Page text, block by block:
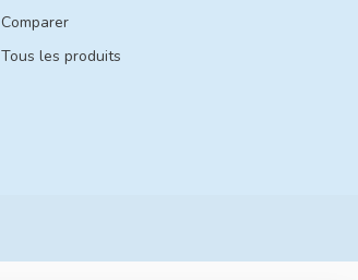
Comparer
Tous les produits